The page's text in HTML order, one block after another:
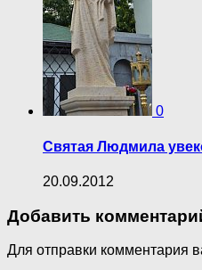
0
Святая Людмила
20.09.2012
Добавить
Для отправки комментария